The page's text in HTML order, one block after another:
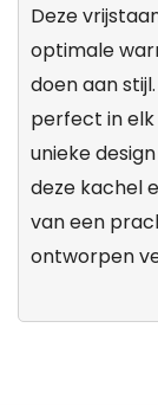
Deze
optimale
doen aan
perfect in elk
unieke
deze kachel
van een
ontworpen